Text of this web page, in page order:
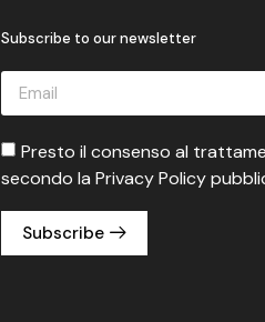
Subscribe to our newsletter
Presto il consenso al
secondo la Privacy Policy
Subscribe